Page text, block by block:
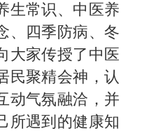
生常识、中医养
、四季防病、冬
大家传授了中医
民聚精会神，认
动气氛融洽，并
所遇到的健康知